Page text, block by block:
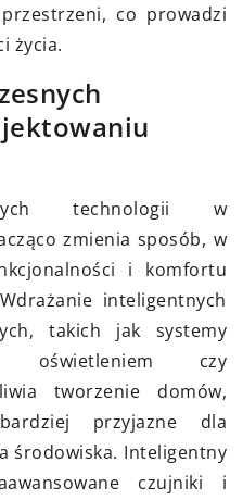
co prowadzi
życia.
technologii w
zmienia sposób, w
i komfortu
inteligentnych
takich jak systemy
oświetleniem czy
tworzenie domów,
przyjazne dla
środowiska. Inteligentny
czujniki i